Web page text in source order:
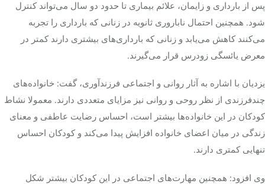
پس از بارداری و زایمان، علائم بیماری تا حدود دو سال می‌تواند کنترل
شود. همچنین احتمال ناباروری ثانویه در زنانی که بارداری را تجربه
می‌کنند کاهش می‌یابد و زنانی که بارداری‌های بیشتری دارند کمتر در
معرض یائسگی زودرس قرار می‌گیرند.
یزدیان با اشاره به آثار روانی و اجتماعی فرزندآوری، گفت: خانواده‌های
چندفرزندی از نظر روحی و روانی نیز مزایای متعددی دارند. معمولا نشاط
کودکان در این خانواده‌ها بیشتر است، احساس رضایت عاطفی و معنای
زندگی در میان اعضای خانواده افزایش پیدا می‌کند و کودکان احساس
تنهایی کمتری دارند.
وی افزود: همچنین مهارت‌های اجتماعی در این کودکان بیشتر شکل